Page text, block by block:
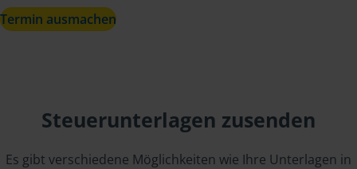
Termin ausmachen
Steuerunterlagen zusenden
Es gibt verschiedene Möglichkeiten wie Ihre Unterlagen in